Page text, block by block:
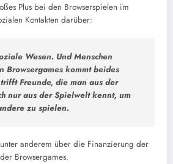
Plus bei den Browserspielen im
Kontakten darüber:
Wesen. Und Menschen
Browsergames kommt beides
Freunde, die man aus der
nur aus der Spielwelt kennt, um
zu spielen.
anderem über die Finanzierung der
Browsergames.